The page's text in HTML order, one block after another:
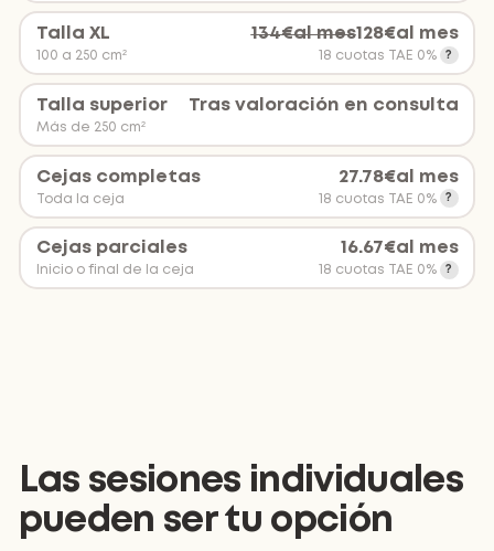
Talla XL
100 a 250 cm²
134€al mes128€al mes
18 cuotas TAE 0%
Talla superior
Más de 250 cm²
Tras valoración en consulta
Cejas completas
Toda la ceja
27.78€al mes
18 cuotas TAE 0%
Cejas parciales
Inicio o final de la ceja
16.67€al mes
18 cuotas TAE 0%
Las sesiones individuales
pueden ser tu opción